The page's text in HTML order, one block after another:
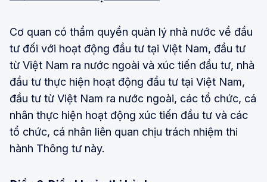
Cơ quan có thẩm quyền quản lý nhà nước về đầu
tư đối với hoạt động đầu tư tại Việt Nam, đầu tư
từ Việt Nam ra nước ngoài và xúc tiến đầu tư, nhà
đầu tư thực hiện hoạt động đầu tư tại Việt Nam,
đầu tư từ Việt Nam ra nước ngoài, các tổ chức, cá
nhân thực hiện hoạt động xúc tiến đầu tư và các
tổ chức, cá nhân liên quan chịu trách nhiệm thi
hành Thông tư này.